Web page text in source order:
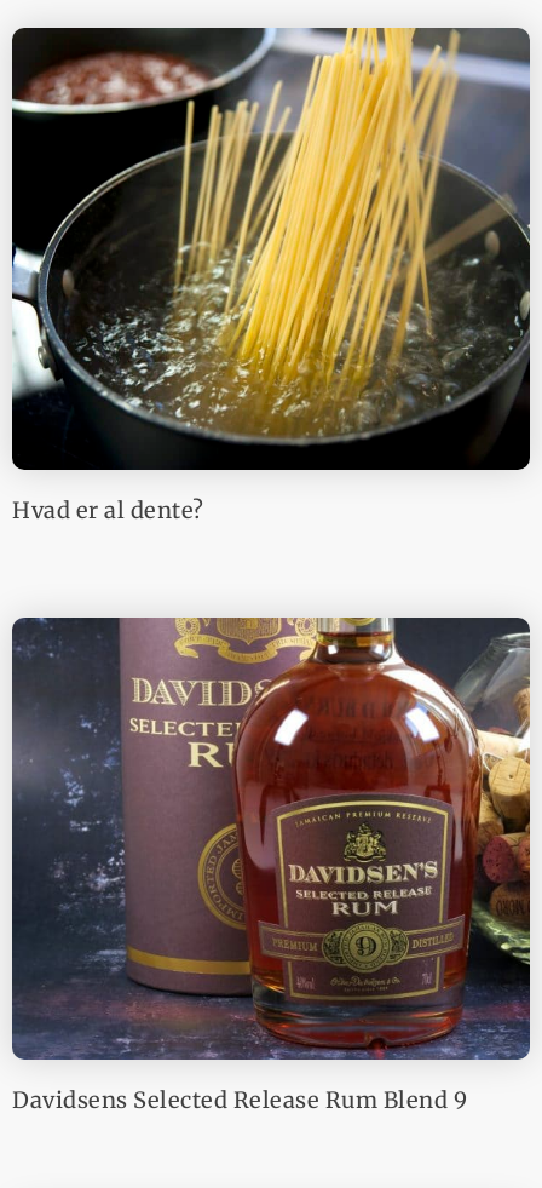
Hvad er al dente?
Davidsens Selected Release Rum Blend 9